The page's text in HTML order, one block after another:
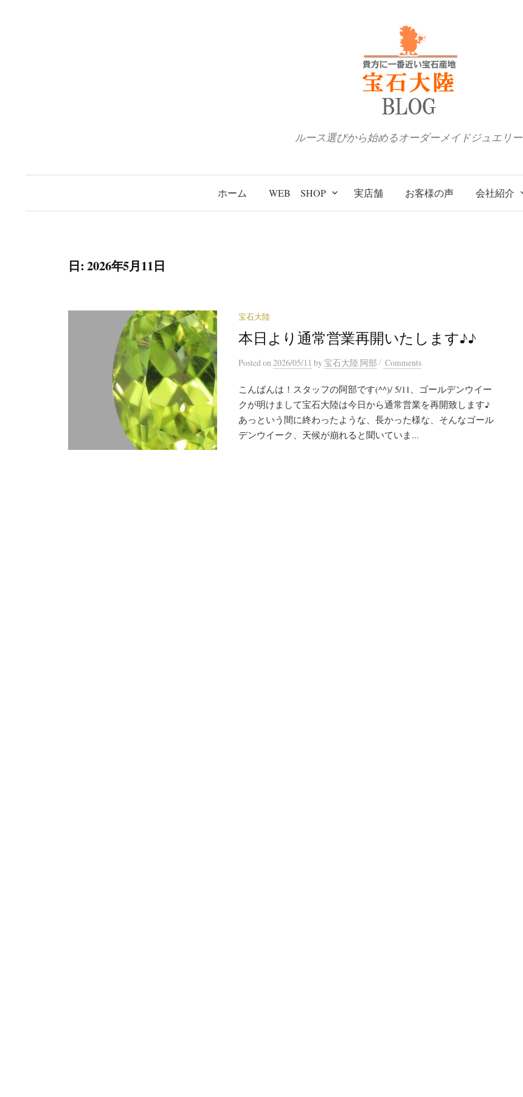
ルース選びから始めるオーダーメイドジュエリー
ホーム WEB SHOP 実店舗 お客様の声 会社紹介
日:2026年5月11日
宝石大陸
本日より通常営業再開いたします♪♪
Postedon 2026/05/11 by 宝石大陸 阿部 / Comments
こんばんは！スタッフの阿部です(^^)/ 5/11、ゴールデンウイー
クが明けまして宝石大陸は今日から通常営業を再開致します♪
あっという間に終わったような、長かった様な、そんなゴール
デンウイーク、天候が崩れると聞いていま...